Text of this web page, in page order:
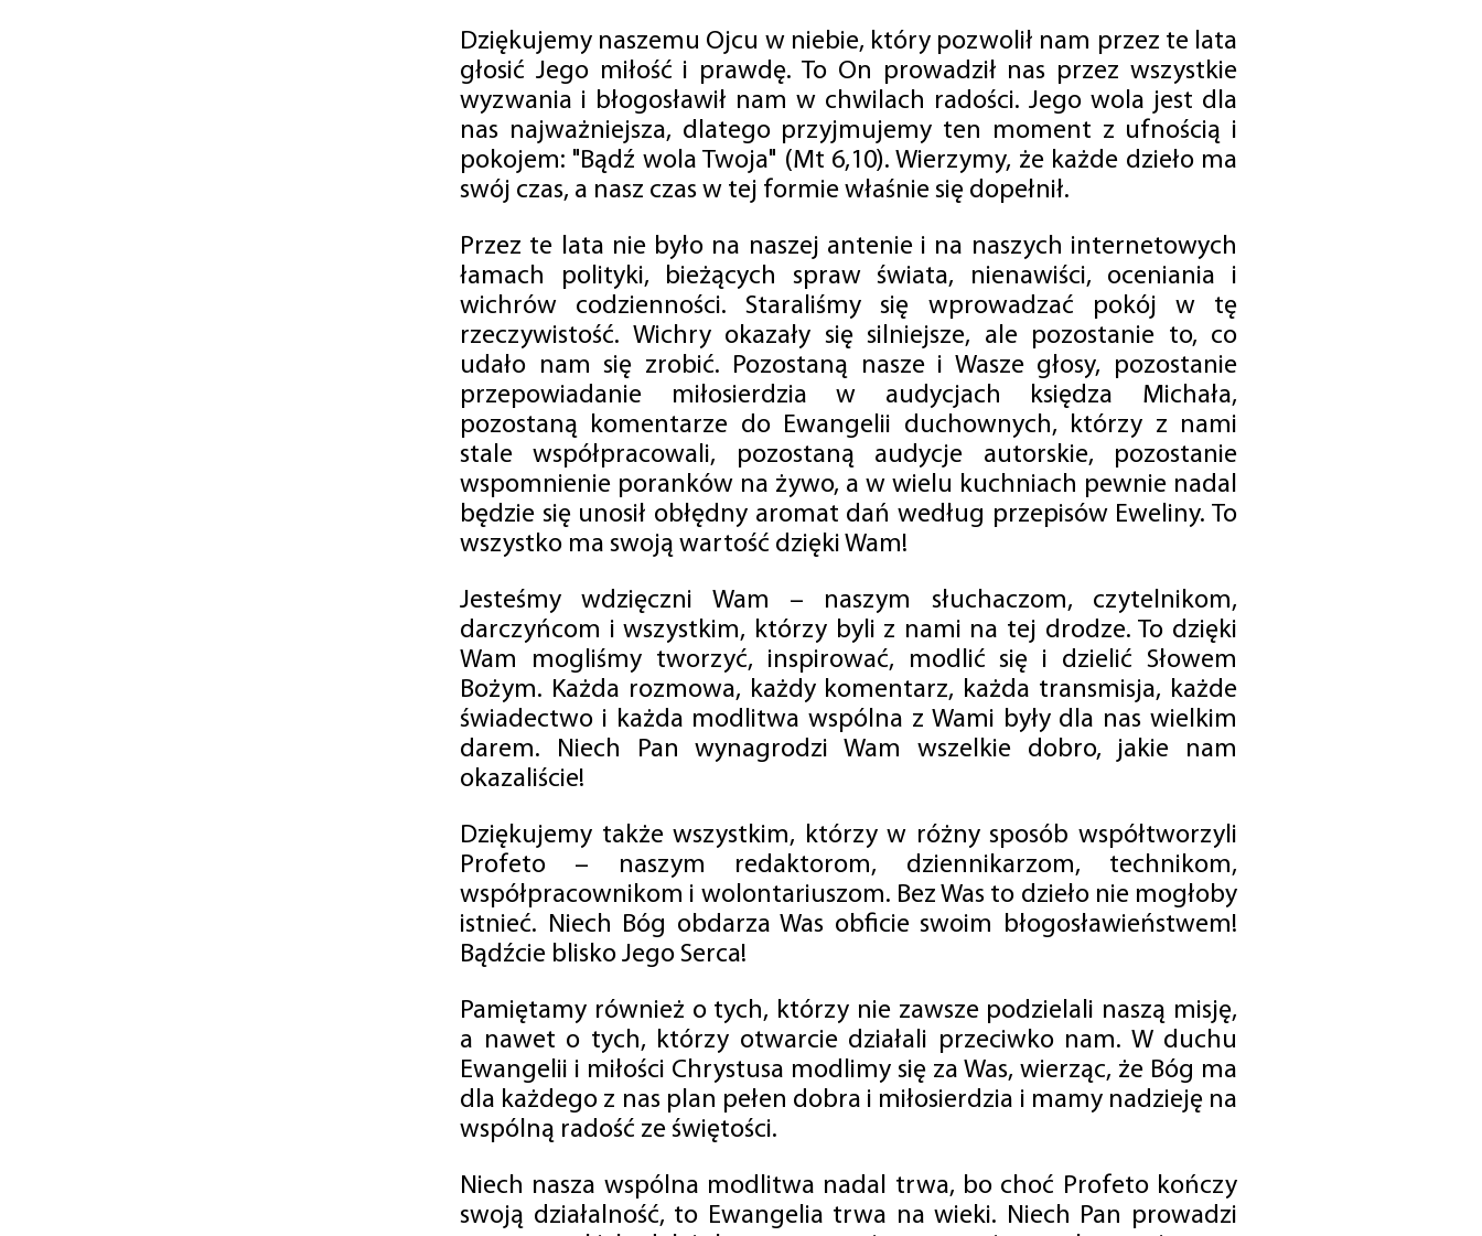
Dziękujemy naszemu Ojcu w niebie, który pozwolił nam przez te lata
głosić Jego miłość i prawdę. To On prowadził nas przez wszystkie
wyzwania i błogosławił nam w chwilach radości. Jego wola jest dla
nas najważniejsza, dlatego przyjmujemy ten moment z ufnością i
pokojem: "Bądź wola Twoja" (Mt 6,10). Wierzymy, że każde dzieło ma
swój czas, a nasz czas w tej formie właśnie się dopełnił.
Przez te lata nie było na naszej antenie i na naszych internetowych
łamach polityki, bieżących spraw świata, nienawiści, oceniania i
wichrów codzienności. Staraliśmy się wprowadzać pokój w tę
rzeczywistość. Wichry okazały się silniejsze, ale pozostanie to, co
udało nam się zrobić. Pozostaną nasze i Wasze głosy, pozostanie
przepowiadanie miłosierdzia w audycjach księdza Michała,
pozostaną komentarze do Ewangelii duchownych, którzy z nami
stale współpracowali, pozostaną audycje autorskie, pozostanie
wspomnienie poranków na żywo, a w wielu kuchniach pewnie nadal
będzie się unosił obłędny aromat dań według przepisów Eweliny. To
wszystko ma swoją wartość dzięki Wam!
Jesteśmy wdzięczni Wam – naszym słuchaczom, czytelnikom,
darczyńcom i wszystkim, którzy byli z nami na tej drodze. To dzięki
Wam mogliśmy tworzyć, inspirować, modlić się i dzielić Słowem
Bożym. Każda rozmowa, każdy komentarz, każda transmisja, każde
świadectwo i każda modlitwa wspólna z Wami były dla nas wielkim
darem. Niech Pan wynagrodzi Wam wszelkie dobro, jakie nam
okazaliście!
Dziękujemy także wszystkim, którzy w różny sposób współtworzyli
Profeto – naszym redaktorom, dziennikarzom, technikom,
współpracownikom i wolontariuszom. Bez Was to dzieło nie mogłoby
istnieć. Niech Bóg obdarza Was obficie swoim błogosławieństwem!
Bądźcie blisko Jego Serca!
Pamiętamy również o tych, którzy nie zawsze podzielali naszą misję,
a nawet o tych, którzy otwarcie działali przeciwko nam. W duchu
Ewangelii i miłości Chrystusa modlimy się za Was, wierząc, że Bóg ma
dla każdego z nas plan pełen dobra i miłosierdzia i mamy nadzieję na
wspólną radość ze świętości.
Niech nasza wspólna modlitwa nadal trwa, bo choć Profeto kończy
swoją działalność, to Ewangelia trwa na wieki. Niech Pan prowadzi